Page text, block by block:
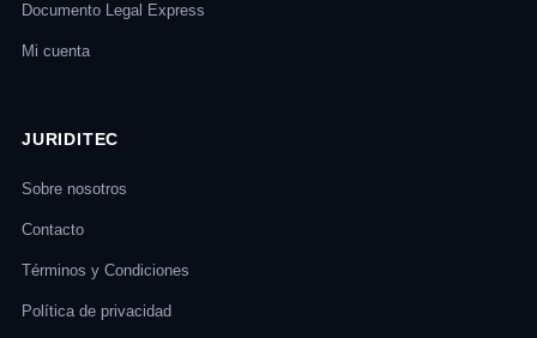
Documento Legal Express
Mi cuenta
JURIDITEC
Sobre nosotros
Contacto
Términos y Condiciones
Política de privacidad